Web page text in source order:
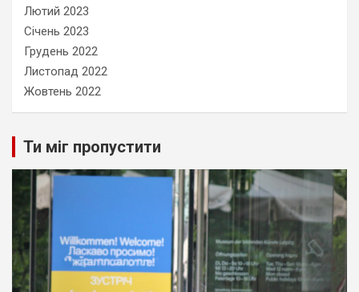
Лютий 2023
Січень 2023
Грудень 2022
Листопад 2022
Жовтень 2022
Ти міг пропустити